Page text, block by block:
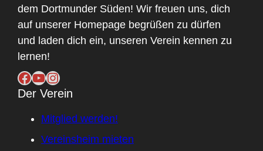
dem Dortmunder Süden! Wir freuen uns, dich
auf unserer Homepage begrüßen zu dürfen
und laden dich ein, unseren Verein kennen zu
lernen!
Facebook YouTube Instagram
Der Verein
Mitglied werden!
Vereinsheim mieten